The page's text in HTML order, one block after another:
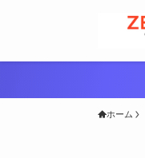
ホーム